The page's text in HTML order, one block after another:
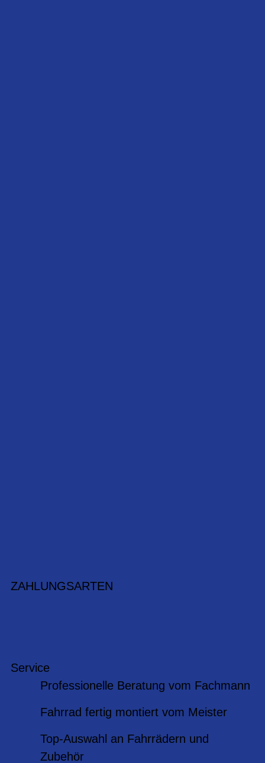
ZAHLUNGSARTEN
Service
Professionelle Beratung vom Fachmann
Fahrrad fertig montiert vom Meister
Top-Auswahl an Fahrrädern und
Zubehör